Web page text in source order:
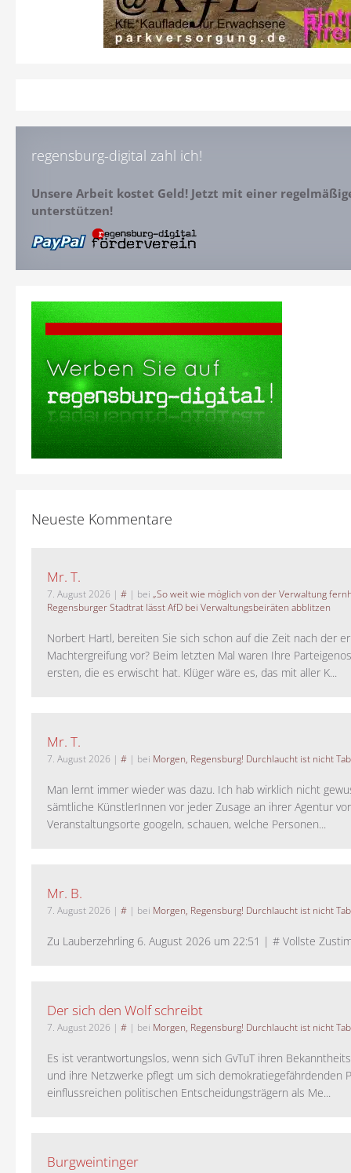
regensburg-digital zahl ich!
Unsere Arbeit kostet Geld! Jetzt mit einer
unterstützen!
Neueste Kommentare
Mr. T.
7. August 2026 | # | bei „So weit wie möglich von der Verwaltung
Regensburger Stadtrat lässt AfD bei Verwaltungsbeiräten abblitzen
Norbert Hartl, bereiten Sie sich schon auf die Zeit nach der
Machtergreifung vor? Beim letzten Mal waren Ihre
ersten, die es erwischt hat. Klüger wäre es, das mit aller K...
Mr. T.
7. August 2026 | # | bei Morgen, Regensburg! Durchlaucht ist nicht
Man lernt immer wieder was dazu. Ich hab wirklich nicht
sämtliche KünstlerInnen vor jeder Zusage an ihrer Agentur
Veranstaltungsorte googeln, schauen, welche Personen...
Mr. B.
7. August 2026 | # | bei Morgen, Regensburg! Durchlaucht ist nicht
Zu Lauberzehrling 6. August 2026 um 22:51 | # Vollste
Der sich den Wolf schreibt
7. August 2026 | # | bei Morgen, Regensburg! Durchlaucht ist nicht
Es ist verantwortungslos, wenn sich GvTuT ihren
und ihre Netzwerke pflegt um sich demokratiegefährdenden
einflussreichen politischen Entscheidungsträgern als Me...
Burgweintinger